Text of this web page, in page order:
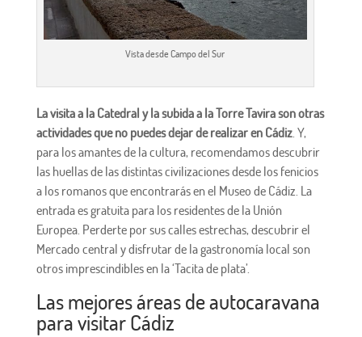
Vista desde Campo del Sur
La visita a la Catedral y la subida a la Torre Tavira son otras
actividades que no puedes dejar de realizar en Cádiz. Y,
para los amantes de la cultura, recomendamos descubrir
las huellas de las distintas civilizaciones desde los fenicios
a los romanos que encontrarás en el Museo de Cádiz. La
entrada es gratuita para los residentes de la Unión
Europea. Perderte por sus calles estrechas, descubrir el
Mercado central y disfrutar de la gastronomía local son
otros imprescindibles en la ‘Tacita de plata’.
Las mejores áreas de autocaravana
para visitar Cádiz